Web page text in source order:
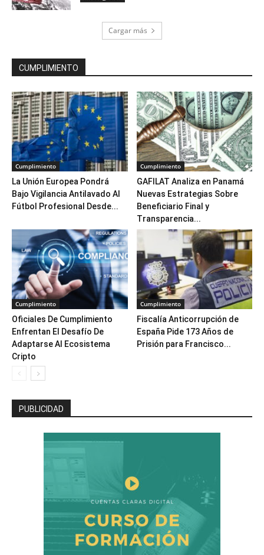
Cargar más
CUMPLIMIENTO
Cumplimiento
La Unión Europea Pondrá
Bajo Vigilancia Antilavado Al
Fútbol Profesional Desde...
Cumplimiento
GAFILAT Analiza en Panamá
Nuevas Estrategias Sobre
Beneficiario Final y
Transparencia...
Cumplimiento
Oficiales De Cumplimiento
Enfrentan El Desafío De
Adaptarse Al Ecosistema
Cripto
Cumplimiento
Fiscalía Anticorrupción de
España Pide 173 Años de
Prisión para Francisco...
PUBLICIDAD